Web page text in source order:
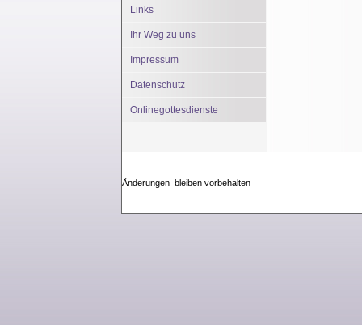
Links
Ihr Weg zu uns
Impressum
Datenschutz
Onlinegottesdienste
Änderungen bleiben vorbehalten